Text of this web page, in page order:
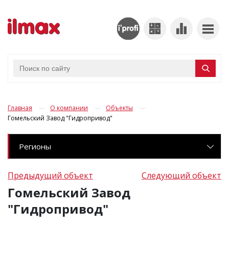
Главная О компании
Объекты
Гомельский Завод "Гидропривод"
Регионы
Предыдущий объект Следующий объект
Гомельский Завод
"Гидропривод"